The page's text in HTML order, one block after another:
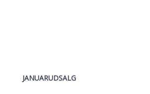
JANUARUDSALG